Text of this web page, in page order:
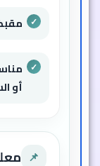
أو
📌